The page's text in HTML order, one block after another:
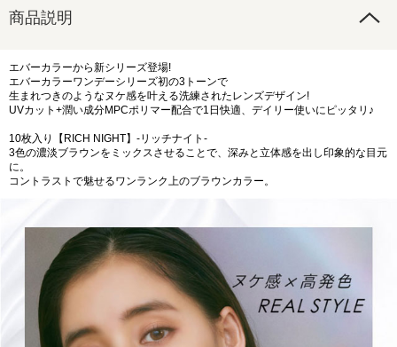
商品説明
エバーカラーから新シリーズ登場!
エバーカラーワンデーシリーズ初の3トーンで
生まれつきのようなヌケ感を叶える洗練されたレンズデザイン!
UVカット+潤い成分MPCポリマー配合で1日快適、デイリー使いにピッタリ♪
10枚入り【RICH NIGHT】-リッチナイト-
3色の濃淡ブラウンをミックスさせることで、深みと立体感を出し印象的な目元
に。
コントラストで魅せるワンランク上のブラウンカラー。